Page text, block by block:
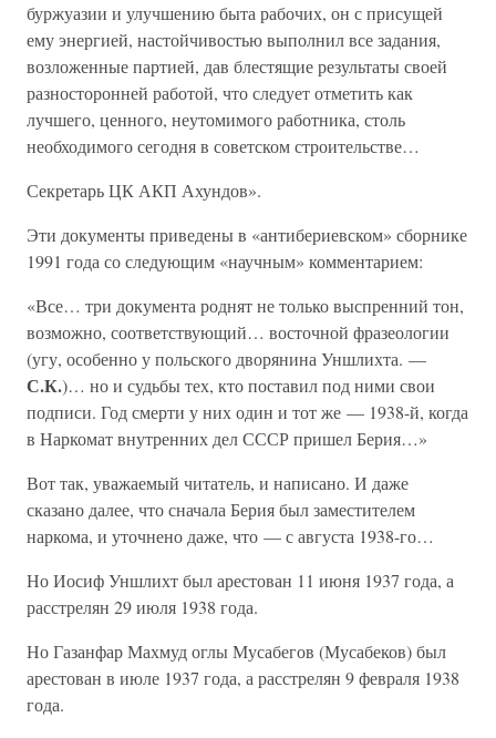
буржуазии и улучшению быта рабочих, он с присущей
ему энергией, настойчивостью выполнил все задания,
возложенные партией, дав блестящие результаты своей
разносторонней работой, что следует отметить как
лучшего, ценного, неутомимого работника, столь
необходимого сегодня в советском строительстве…
Секретарь ЦК АКП Ахундов».
Эти документы приведены в «антибериевском» сборнике
1991 года со следующим «научным» комментарием:
«Все… три документа роднят не только выспренний тон,
возможно, соответствующий… восточной фразеологии
(угу, особенно у польского дворянина Уншлихта. —
С.К.)… но и судьбы тех, кто поставил под ними свои
подписи. Год смерти у них один и тот же — 1938-й, когда
в Наркомат внутренних дел СССР пришел Берия…»
Вот так, уважаемый читатель, и написано. И даже
сказано далее, что сначала Берия был заместителем
наркома, и уточнено даже, что — с августа 1938-го…
Но Иосиф Уншлихт был арестован 11 июня 1937 года, а
расстрелян 29 июля 1938 года.
Но Газанфар Махмуд оглы Мусабегов (Мусабеков) был
арестован в июле 1937 года, а расстрелян 9 февраля 1938
года.